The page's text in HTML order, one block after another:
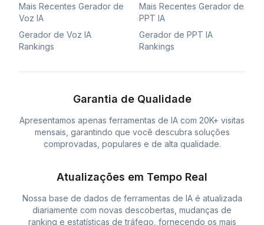
Mais Recentes Gerador de
Voz IA
Gerador de Voz IA
Rankings
Mais Recentes Gerador de
PPT IA
Gerador de PPT IA
Rankings
Garantia de Qualidade
Apresentamos apenas ferramentas de IA com 20K+ visitas
mensais, garantindo que você descubra soluções
comprovadas, populares e de alta qualidade.
Atualizações em Tempo Real
Nossa base de dados de ferramentas de IA é atualizada
diariamente com novas descobertas, mudanças de
ranking e estatísticas de tráfego, fornecendo os mais